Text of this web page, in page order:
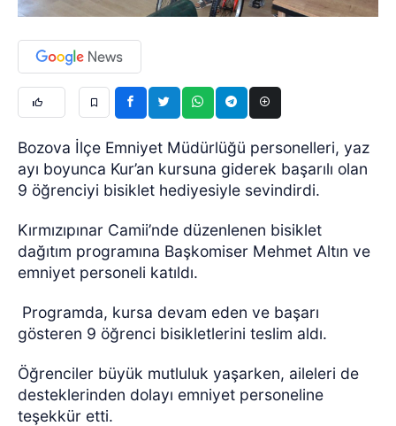
Bozova İlçe Emniyet Müdürlüğü personelleri, yaz
ayı boyunca Kur’an kursuna giderek başarılı olan
9 öğrenciyi bisiklet hediyesiyle sevindirdi.
Kırmızıpınar Camii’nde düzenlenen bisiklet
dağıtım programına Başkomiser Mehmet Altın ve
emniyet personeli katıldı.
Programda, kursa devam eden ve başarı
gösteren 9 öğrenci bisikletlerini teslim aldı.
Öğrenciler büyük mutluluk yaşarken, aileleri de
desteklerinden dolayı emniyet personeline
teşekkür etti.